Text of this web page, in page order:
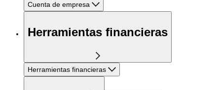
Cuenta de empresa
Herramientas financieras
Herramientas financieras